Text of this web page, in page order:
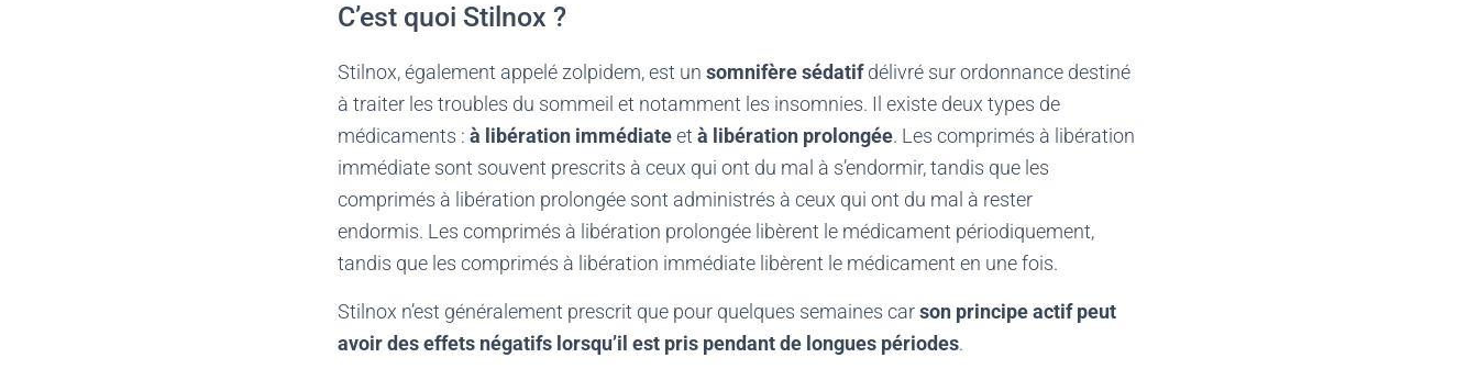
C’est quoi Stilnox ?
Stilnox, également appelé zolpidem, est un somnifère sédatifdélivré sur ordonnance destiné
à traiter les troubles du sommeil et notamment les insomnies. Il existe deux types de
médicaments : à libération immédiateet à libération prolongée. Les comprimés à libération
immédiate sont souvent prescrits à ceux qui ont du mal à s’endormir, tandis que les
comprimés à libération prolongée sont administrés à ceux qui ont du mal à rester
endormis. Les comprimés à libération prolongée libèrent le médicament périodiquement,
tandis que les comprimés à libération immédiate libèrent le médicament en une fois.
Stilnox n’est généralement prescrit que pour quelques semaines carson principe actif peut
avoir des effets négatifs lorsqu’il est pris pendant de longues périodes.